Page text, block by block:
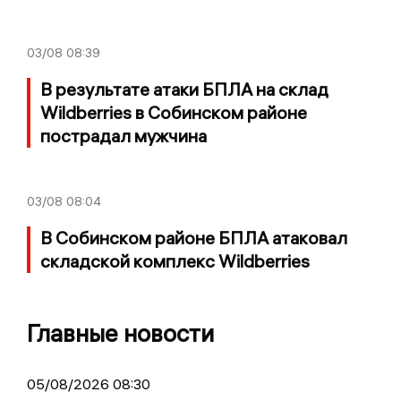
03/08 08:39
В результате атаки БПЛА на склад
Wildberries в Собинском районе
пострадал мужчина
03/08 08:04
В Собинском районе БПЛА атаковал
складской комплекс Wildberries
Главные новости
05/08/2026 08:30